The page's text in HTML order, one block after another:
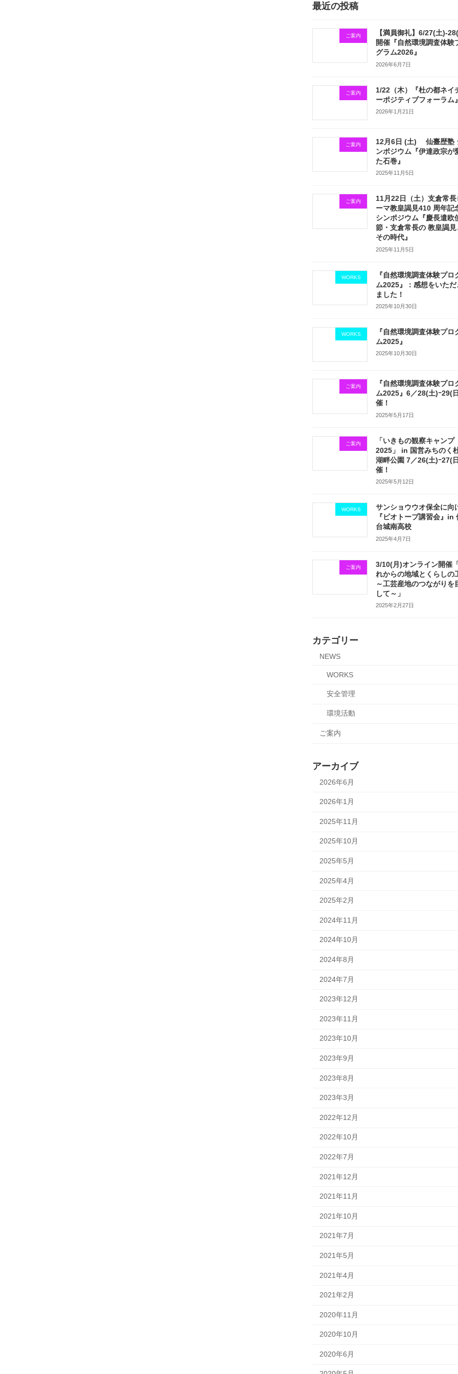
最近の投稿
ご案内
【満員御礼】6/27(土)-
開催『自然環境調査体験
グラム2026』
2026年6月7日
ご案内
1/22（木）『杜の都ネイ
ーポジティブフォーラム』
2026年1月21日
ご案内
12月6日 (土) 仙臺歴塾
ンポジウム『伊達政宗が
た石巻』
2025年11月5日
ご案内
11月22日（土）支倉常長
ーマ教皇謁見410 周年記
シンポジウム『慶長遣欧
節・支倉常長の 教皇謁見
その時代』
2025年11月5日
WORKS
『自然環境調査体験プロ
ム2025』：感想をいただ
ました！
2025年10月30日
WORKS
『自然環境調査体験プロ
ム2025』
2025年10月30日
ご案内
『自然環境調査体験プロ
ム2025』6／28(土)ｰ29(
催！
2025年5月17日
ご案内
「いきもの観察キャンプ
2025」 in 国営みちのく
湖畔公園 7／26(土)ｰ27(
催！
2025年5月12日
WORKS
サンショウウオ保全に向
『ビオトープ講習会』in
台城南高校
2025年4月7日
ご案内
3/10(月)オンライン開催
れからの地域とくらしの
～工芸産地のつながりを
して～」
2025年2月27日
カテゴリー
NEWS
WORKS
安全管理
環境活動
ご案内
アーカイブ
2026年6月
2026年1月
2025年11月
2025年10月
2025年5月
2025年4月
2025年2月
2024年11月
2024年10月
2024年8月
2024年7月
2023年12月
2023年11月
2023年10月
2023年9月
2023年8月
2023年3月
2022年12月
2022年10月
2022年7月
2021年12月
2021年11月
2021年10月
2021年7月
2021年5月
2021年4月
2021年2月
2020年11月
2020年10月
2020年6月